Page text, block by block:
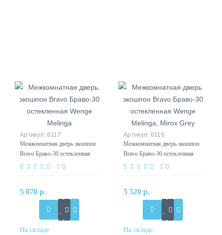
6117
Межкомнатная дверь экошпон
Bravo Браво-30 остекленная
Wenge Melinga
0
5 070 р.
6116
Межкомнатная дверь экошпон
Bravo Браво-30 остекленная
Wenge Melinga, Mirox Grey
0
5 520 р.